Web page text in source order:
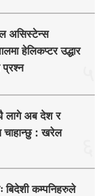
असिस्टेन्स
हेलिकप्टर उद्धार
प्रश्न
लागे अब देश र
चाहान्छु : खरेल
कम्पनिहरुले